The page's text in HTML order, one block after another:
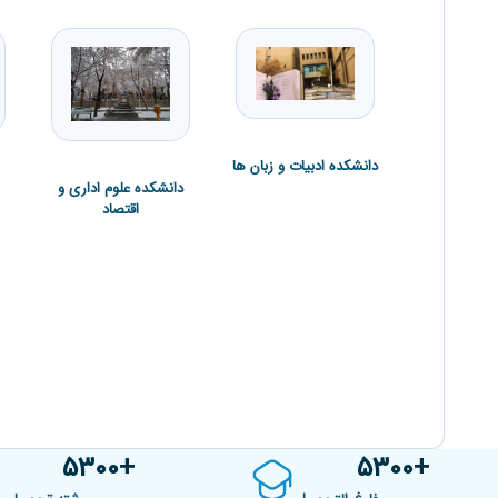
دانشکده علوم اداری و
اقتصاد
دانشکده ادبیات و زبان ها
5300 5300